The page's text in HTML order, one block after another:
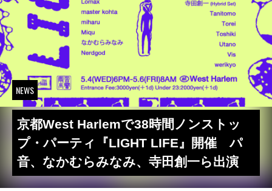
NEWS
京都West Harlemで38時間ノンストッ
プ・パーティ『LIGHT LIFE』開催 パ
音、なかむらみなみ、寺田創一ら出演